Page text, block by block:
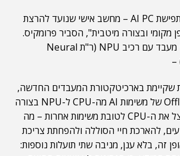
"אנחנו מובילים את תפישת AI PC – מחשב אישי שנועד להרצת
מקומי ובצורה מיטבית", הסביר פרומקיס.
"אלה מחשבים בעלי מעבד עם רכיב NPU (ר"ת Neural
שקיימת בארכיטקטורת המעבדים החדשה,
שיודעת לעשות Offload של משימות AI מה-CPU ל-NPU בצורה
מיטבית. כך, ניתן לנצל את ה-CPU לטובת משימות אחרות – מה
להארכת חיי הסוללה ולהפחתת צריכת
זה, בלא ענן, מניבה שתי תועלות נוספות: